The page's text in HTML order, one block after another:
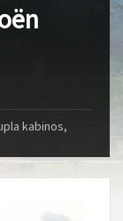
kabinos,